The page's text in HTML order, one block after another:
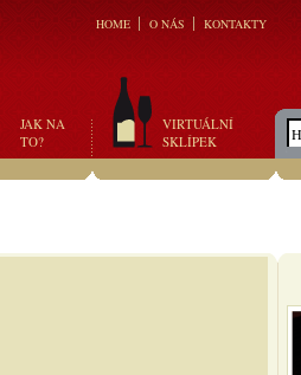
HOME O NÁS KONTAKTY
JAK NA
TO?
VIRTUÁLNÍ
SKLÍPEK